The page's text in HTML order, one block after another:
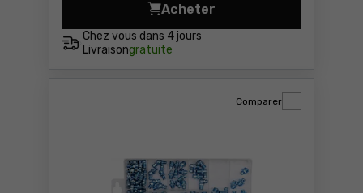
Chez vous dans 4 jours
Livraisongratuite
Acheter
Graisseur 400 g Yato YT-
Comparer